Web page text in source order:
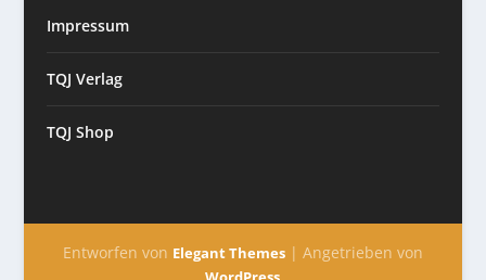
Impressum
TQJ Verlag
TQJ Shop
Entworfen von Elegant Themes| Angetrieben von